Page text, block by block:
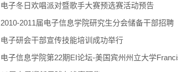
电子冬日欢唱派对暨歌手大赛预选赛活动预告
2010-2011届电子信息学院研究生分会储备干部招聘
电子研会干部宣传技能培训成功举行
电子信息学院第22期EI论坛-美国宾州州立大学